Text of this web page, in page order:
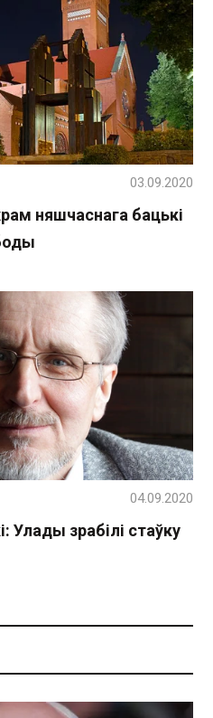
няшчаснага бацькі
03.09.2020
Улады зрабілі стаўку
04.09.2020